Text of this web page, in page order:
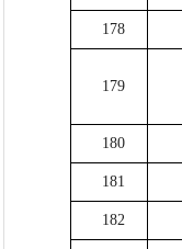
178
179
180
181
182